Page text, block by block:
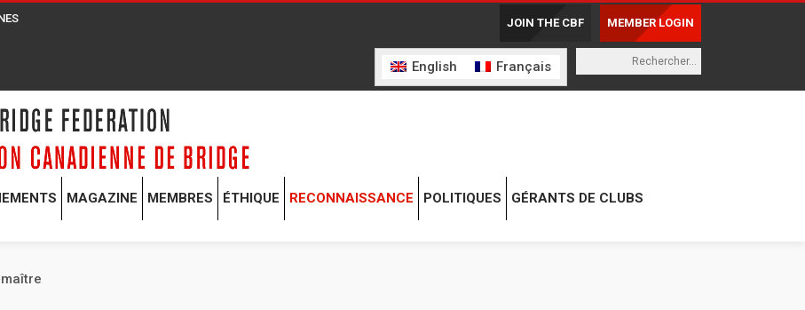
MEMBER LOGIN
JOIN THE CBF
English Français
MAGAZINE MEMBRES ÉTHIQUE RECONNAISSANCE POLITIQUES GÉRANTS DE CLUBS